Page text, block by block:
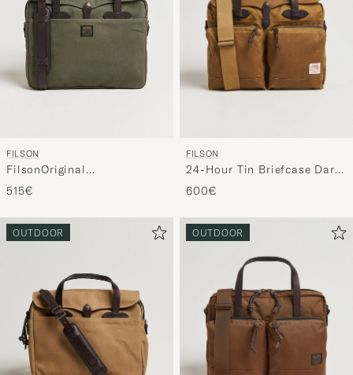
FILSON
FilsonOriginal
BriefcaseOtter Green
515€
FILSON
24-Hour Tin Briefcase Dark
Tan
600€
OUTDOOR OUTDOOR